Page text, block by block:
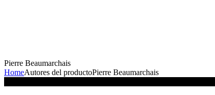
Pierre Beaumarchais
HomeAutores del productoPierre Beaumarchais